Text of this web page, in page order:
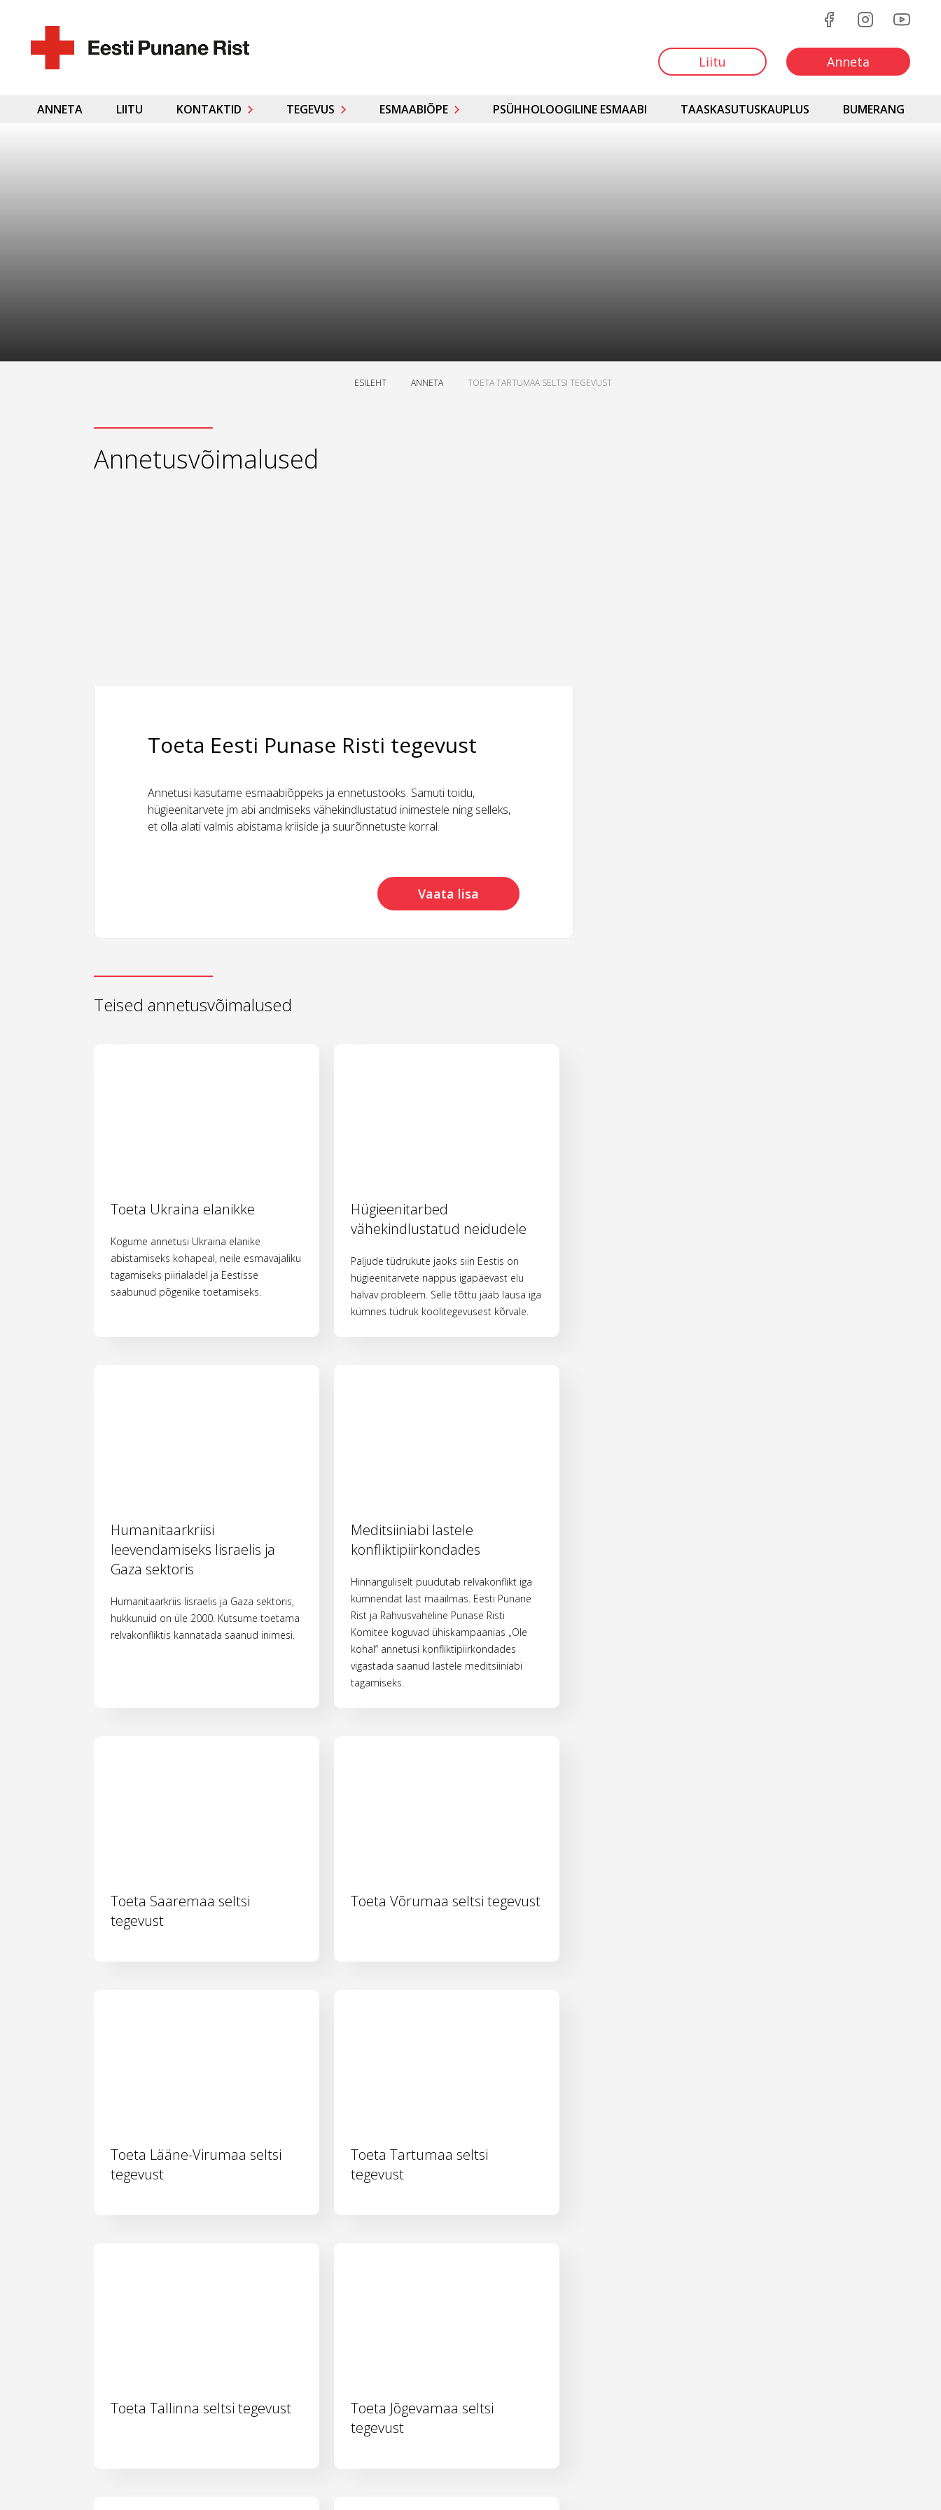
Liitu Anneta
ANNETA LIITU KONTAKTID TEGEVUS ESMAABIÕPE PSÜHHOLOOGILINE ESMAABI TAASKASUTUSKAUPLUS BUMERANG
ESILEHT ANNETA TOETA TARTUMAA SELTSI TEGEVUST
Annetusvõimalused
Toeta Eesti Punase Risti tegevust
Annetusi kasutame esmaabiõppeks ja ennetustööks. Samuti toidu,
hügieenitarvete jm abi andmiseks vähekindlustatud inimestele ning selleks,
et olla alati valmis abistama kriiside ja suurõnnetuste korral.
Vaata lisa
Teised annetusvõimalused
Toeta Ukraina elanikke
Kogume annetusi Ukraina elanike
abistamiseks kohapeal, neile esmavajaliku
tagamiseks piirialadel ja Eestisse
saabunud põgenike toetamiseks.
Hügieenitarbed
vähekindlustatud neidudele
Paljude tüdrukute jaoks siin Eestis on
hügieenitarvete nappus igapäevast elu
halvav probleem. Selle tõttu jääb lausa iga
kümnes tüdruk koolitegevusest kõrvale.
Humanitaarkriisi
leevendamiseks Iisraelis ja
Gaza sektoris
Humanitaarkriis Iisraelis ja Gaza sektoris,
hukkunuid on üle 2000. Kutsume toetama
relvakonfliktis kannatada saanud inimesi.
Meditsiiniabi lastele
konfliktipiirkondades
Hinnanguliselt puudutab relvakonflikt iga
kümnendat last maailmas. Eesti Punane
Rist ja Rahvusvaheline Punase Risti
Komitee koguvad ühiskampaanias „Ole
kohal“ annetusi konfliktipiirkondades
vigastada saanud lastele meditsiiniabi
tagamiseks.
Toeta Saaremaa seltsi
tegevust
Toeta Võrumaa seltsi tegevust
Toeta Lääne-Virumaa seltsi
tegevust
Toeta Tartumaa seltsi
tegevust
Toeta Tallinna seltsi tegevust
Toeta Jõgevamaa seltsi
tegevust